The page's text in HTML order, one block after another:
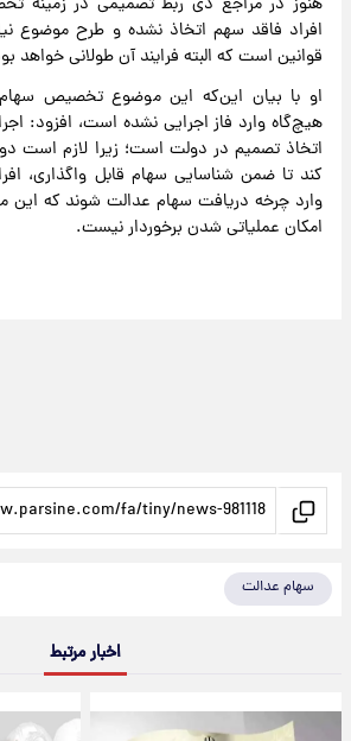
افراد فاقد سهم اتخاذ نشده و طرح موضوع
قوانین است که البته فرایند آن طولانی خواهد
او با بیان این‌که این موضوع تخصیص سهام
هیچ‌گاه وارد فاز اجرایی نشده است، افزود:
اتخاذ تصمیم در دولت است؛ زیرا لازم است
کند تا ضمن شناسایی سهام قابل واگذاری،
وارد چرخه دریافت سهام عدالت شوند که این
امکان عملیاتی شدن برخوردار نیست.
سهام عدالت
اخبار مرتبط